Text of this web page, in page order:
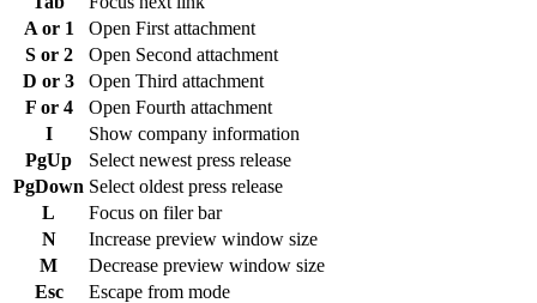
A or 1
Open First attachment
S or 2
Open Second attachment
D or 3
Open Third attachment
F or 4
Open Fourth attachment
I
Show company information
PgUp
Select newest press release
PgDown Select oldest press release
L
Focus on filer bar
N
Increase preview window size
M
Decrease preview window size
Esc
Escape from mode